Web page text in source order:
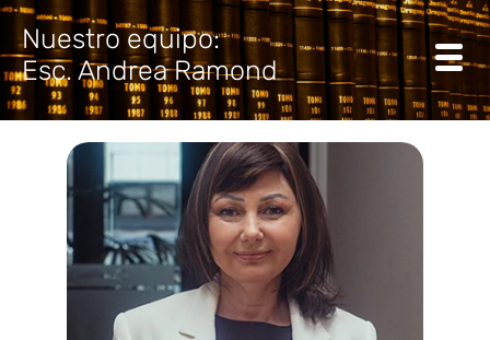
Nuestro equipo:
Esc. Andrea Ramond